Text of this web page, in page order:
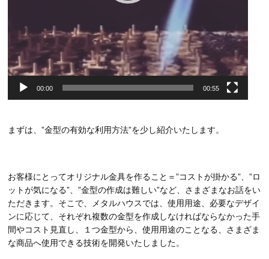
00:00 00:55
まずは、”金型の有効な利用方法”を少し紹介いたします。
お客様にとってオリジナル金具を作ること＝”コストが掛かる”、”ロ
ットが気になる”、”金型の作成は難しい”など、さまざまなお話をい
ただきます。そこで、メタルハウスでは、使用用途、必要なデザイ
ンに応じて、それぞれ複数の金型を作成しなければならなかった手
間やコスト見直し、１つ金型から、使用用途のことなる、さまざま
な商品へ使用できる技術を開発いたしました。